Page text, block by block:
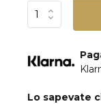
Lo sapevate